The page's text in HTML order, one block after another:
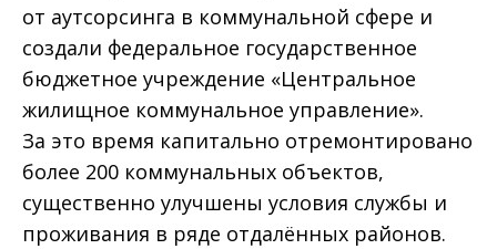
от аутсорсинга в коммунальной сфере и
создали федеральное государственное
бюджетное учреждение «Центральное
жилищное коммунальное управление».
За это время капитально отремонтировано
более 200 коммунальных объектов,
существенно улучшены условия службы и
проживания в ряде отдалённых районов.